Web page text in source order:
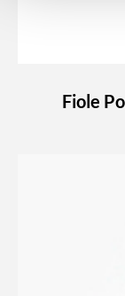
Fiole